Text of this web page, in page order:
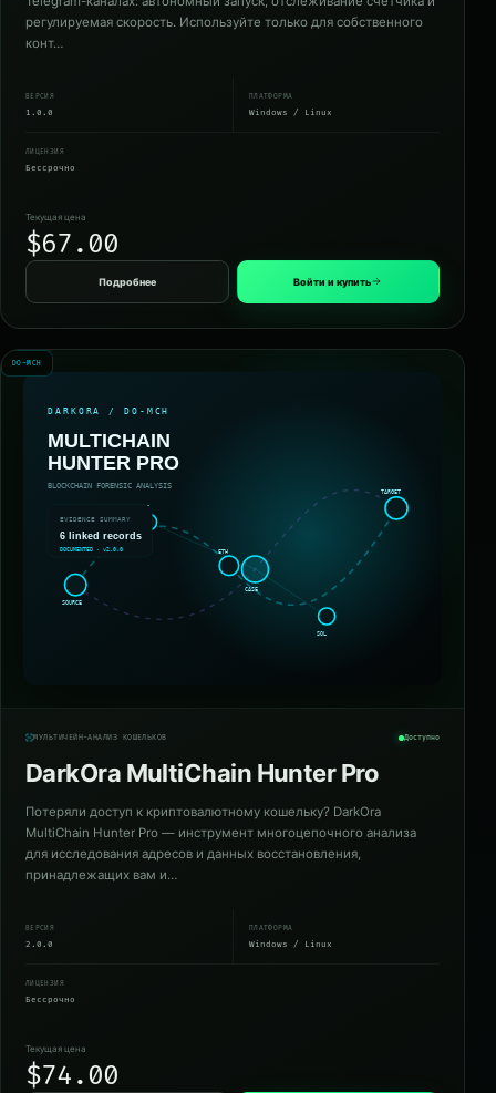
регулируемая скорость. Используйте только для собственного
конт…
ВЕРСИЯ
1.0.0
ПЛАТФОРМА
Windows / Linux
ЛИЦЕНЗИЯ
Бессрочно
Текущая цена
$67.00
Подробнее Войти и купить
DO-MCH
МУЛЬТИЧЕЙН-АНАЛИЗ КОШЕЛЬКОВ Доступно
DarkOra MultiChain Hunter Pro
Потеряли доступ к криптовалютному кошельку? DarkOra
MultiChain Hunter Pro — инструмент многоцепочного анализа
для исследования адресов и данных восстановления,
принадлежащих вам и…
ВЕРСИЯ
2.0.0
ПЛАТФОРМА
Windows / Linux
ЛИЦЕНЗИЯ
Бессрочно
Текущая цена
$74.00